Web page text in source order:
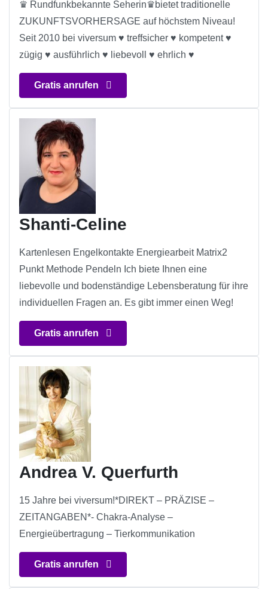
♛ Rundfunkbekannte Seherin♛bietet traditionelle
ZUKUNFTSVORHERSAGE auf höchstem Niveau!
Seit 2010 bei viversum ♥ treffsicher ♥ kompetent ♥
zügig ♥ ausführlich ♥ liebevoll ♥ ehrlich ♥
Gratis anrufen
Shanti-Celine
Kartenlesen Engelkontakte Energiearbeit Matrix2
Punkt Methode Pendeln Ich biete Ihnen eine
liebevolle und bodenständige Lebensberatung für ihre
individuellen Fragen an. Es gibt immer einen Weg!
Gratis anrufen
Andrea V. Querfurth
15 Jahre bei viversum!*DIREKT – PRÄZISE –
ZEITANGABEN*- Chakra-Analyse –
Energieübertragung – Tierkommunikation
Gratis anrufen